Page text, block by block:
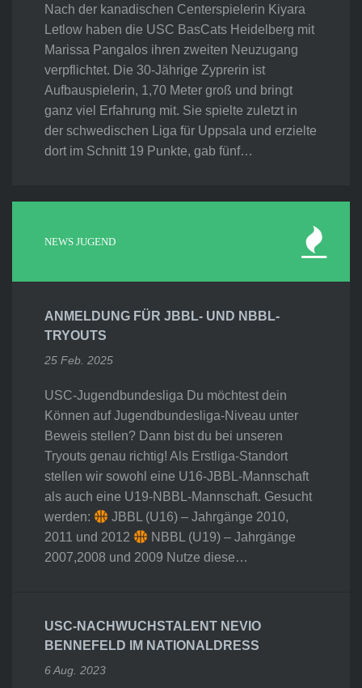
Nach der kanadischen Centerspielerin Kiyara
Letlow haben die USC BasCats Heidelberg mit
Marissa Pangalos ihren zweiten Neuzugang
verpflichtet. Die 30-Jährige Zyprerin ist
Aufbauspielerin, 1,70 Meter groß und bringt
ganz viel Erfahrung mit. Sie spielte zuletzt in
der schwedischen Liga für Uppsala und erzielte
dort im Schnitt 19 Punkte, gab fünf…
NEWS JUGEND
ANMELDUNG FÜR JBBL- UND NBBL-
TRYOUTS
25 Feb. 2025
USC-Jugendbundesliga Du möchtest dein
Können auf Jugendbundesliga-Niveau unter
Beweis stellen? Dann bist du bei unseren
Tryouts genau richtig! Als Erstliga-Standort
stellen wir sowohl eine U16-JBBL-Mannschaft
als auch eine U19-NBBL-Mannschaft. Gesucht
werden:
JBBL (U16) – Jahrgänge 2010,
2011 und 2012
NBBL (U19) – Jahrgänge
2007,2008 und 2009 Nutze diese…
USC-NACHWUCHSTALENT NEVIO
BENNEFELD IM NATIONALDRESS
6 Aug. 2023